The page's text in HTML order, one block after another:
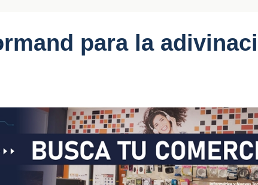
para la